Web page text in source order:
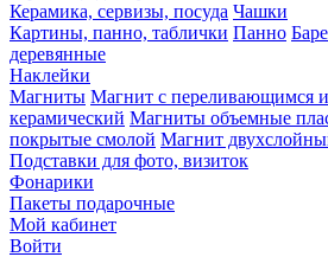
Керамика, сервизы, посуда Чашки
Картины, панно, таблички Панно
деревянные
Наклейки
Магниты Магнит с переливающимся
керамический Магниты объемные
покрытые смолой Магнит
Подставки для фото, визиток
Фонарики
Пакеты подарочные
Мой кабинет
Войти